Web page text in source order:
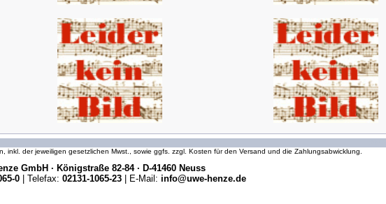
inkl. der jeweiligen gesetzlichen Mwst., sowie ggfs. zzgl. Kosten für den Versand und die Zahlungsabwicklung.
GmbH · Königstraße 82-84 · D-41460 Neuss
0 | Telefax: 02131-1065-23 | E-Mail: info@uwe-henze.de